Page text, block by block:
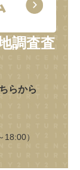
調査査
らから
18:00）